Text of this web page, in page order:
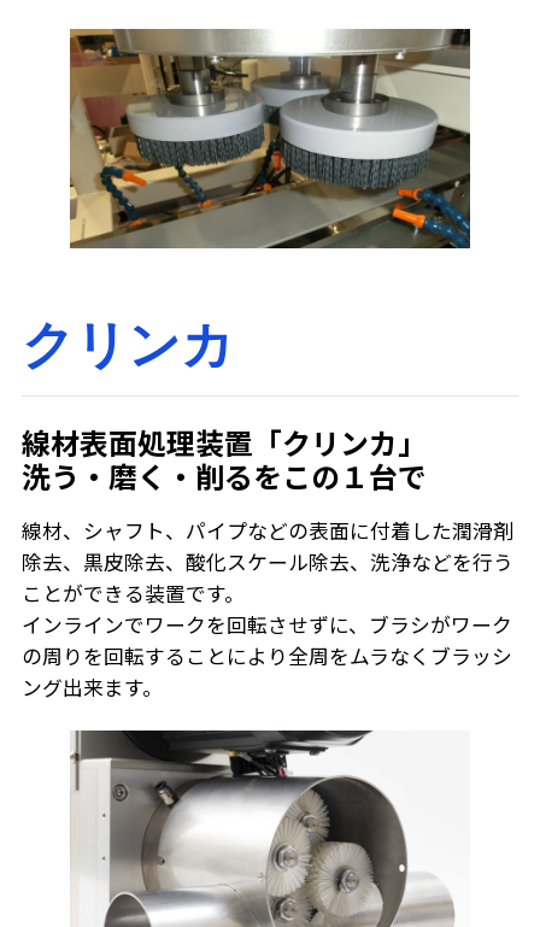
クリンカ
線材表面処理装置「クリンカ」
洗う・磨く・削るをこの１台で
線材、シャフト、パイプなどの表面に付着した潤滑剤
除去、黒皮除去、酸化スケール除去、洗浄などを行う
ことができる装置です。
インラインでワークを回転させずに、ブラシがワーク
の周りを回転することにより全周をムラなくブラッシ
ング出来ます。